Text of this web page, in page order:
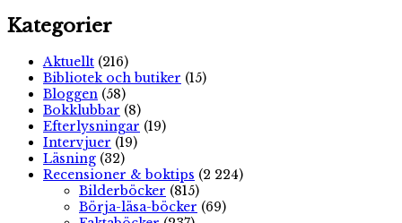
Kategorier
Aktuellt (216)
Bibliotek och butiker (15)
Bloggen (58)
Bokklubbar (8)
Efterlysningar (19)
Intervjuer (19)
Läsning (32)
Recensioner & boktips (2 224)
Bilderböcker (815)
Börja-läsa-böcker (69)